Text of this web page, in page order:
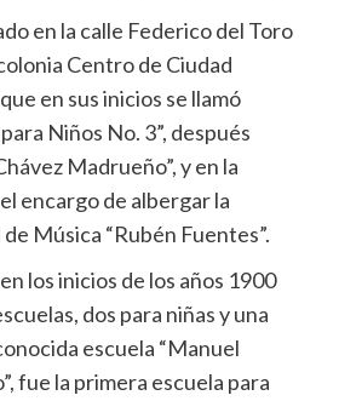
en la calle Federico del Toro
Centro de Ciudad
en sus inicios se llamó
Niños No. 3”, después
Madrueño”, y en la
encargo de albergar la
Música “Rubén Fuentes”.
los inicios de los años 1900
dos para niñas y una
escuela “Manuel
fue la primera escuela para